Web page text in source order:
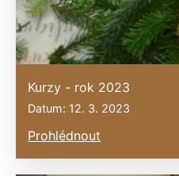
Kurzy - rok 2023
Datum: 12. 3. 2023
Prohlédnout